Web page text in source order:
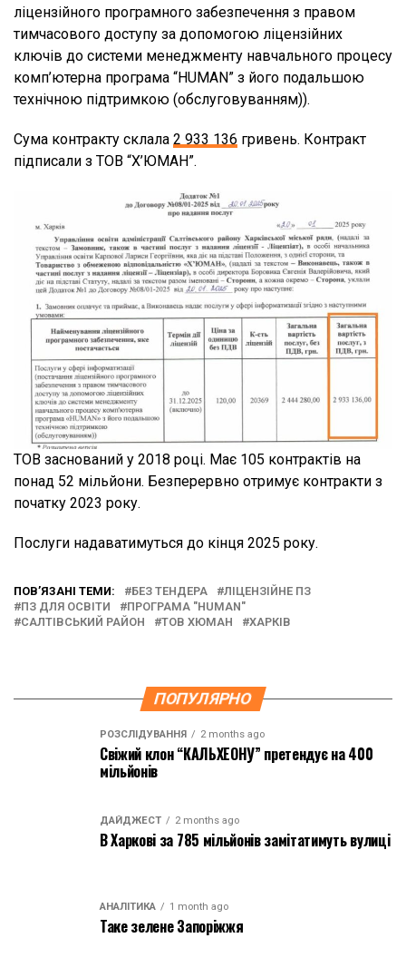
ліцензійного програмного забезпечення з правом
тимчасового доступу за допомогою ліцензійних
ключів до системи менеджменту навчального процесу
комп’ютерна програма “HUMAN” з його подальшою
технічною підтримкою (обслуговуванням)).
Сума контракту склала 2 933 136 гривень. Контракт
підписали з ТОВ “Х’ЮМАН”.
ТОВ заснований у 2018 році. Має 105 контрактів на
понад 52 мільйони. Безперервно отримує контракти з
початку 2023 року.
Послуги надаватимуться до кінця 2025 року.
ПОВ’ЯЗАНІ ТЕМИ: БЕЗ ТЕНДЕРА
ЛІЦЕНЗІЙНЕ ПЗ
ПЗ ДЛЯ ОСВІТИ
ПРОГРАМА "HUMAN"
САЛТІВСЬКИЙ РАЙОН
ТОВ ХЮМАН ХАРКІВ
ПОПУЛЯРНО
РОЗСЛІДУВАННЯ 2 months ago
Свіжий клон “КАЛЬХЕОНУ” претендує на 400
мільйонів
ДАЙДЖЕСТ 2 months ago
В Харкові за 785 мільйонів замітатимуть вулиці
АНАЛІТИКА 1 month ago
Таке зелене Запоріжжя